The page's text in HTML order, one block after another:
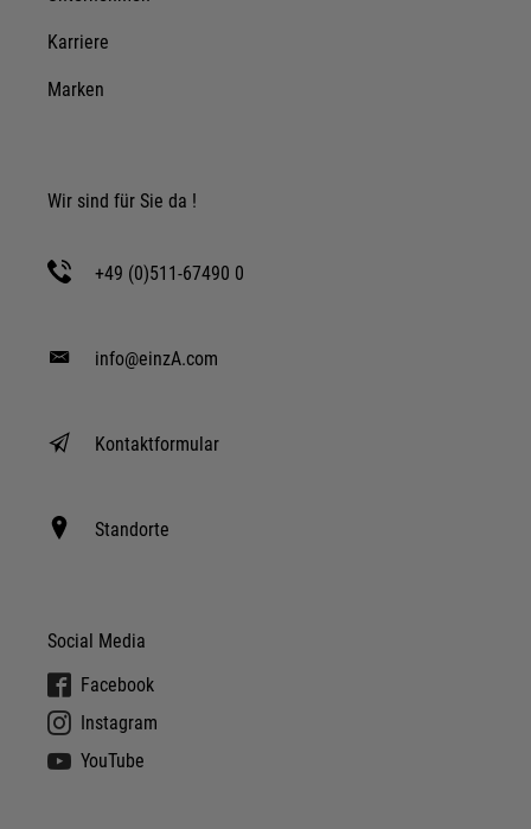
Karriere
Marken
Wir sind für Sie da !
+49 (0)511-67490 0
info@einzA.com
Kontaktformular
Standorte
Social Media
Facebook
Instagram
YouTube